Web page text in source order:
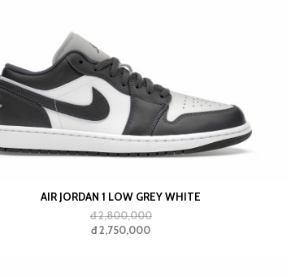
BROWNAIR JORDAN 1 LOW GREY WHITE
đ 2,800,000
đ 2,750,000